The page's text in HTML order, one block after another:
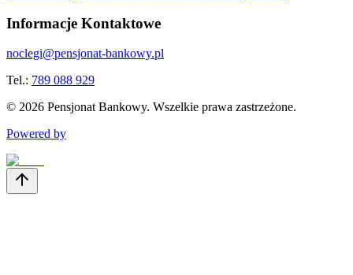
Informacje Kontaktowe
noclegi@pensjonat-bankowy.pl
Tel.: 789 088 929
© 2026 Pensjonat Bankowy. Wszelkie prawa zastrzeżone.
Powered by